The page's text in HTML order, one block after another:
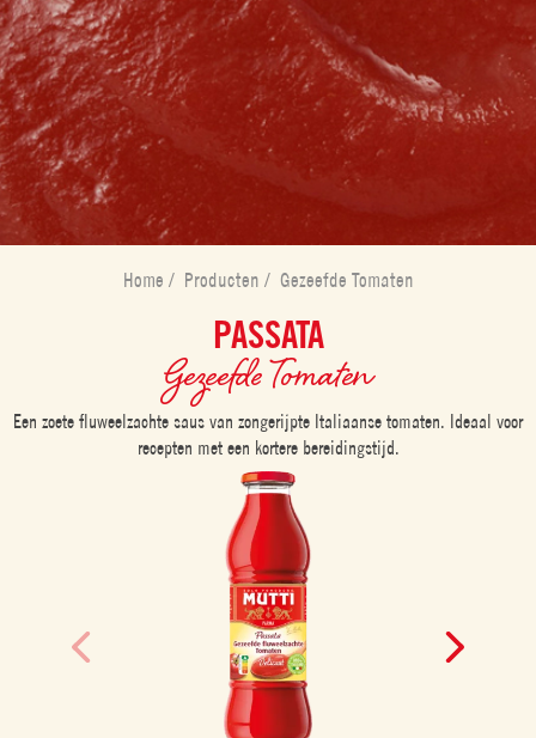
Home / Producten / Gezeefde Tomaten
PASSATA
Gezeefde Tomaten
Een zoete fluweelzachte saus van zongerijpte Italiaanse tomaten. Ideaal voor
recepten met een kortere bereidingstijd.